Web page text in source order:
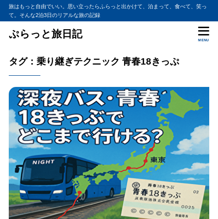
旅はもっと自由でいい。思い立ったらふらっと出かけて、泊まって、食べて、笑っ
て。そんな2泊3日のリアルな旅の記録
ぷらっと旅日記
MENU
タグ：乗り継ぎテクニック 青春18きっぷ